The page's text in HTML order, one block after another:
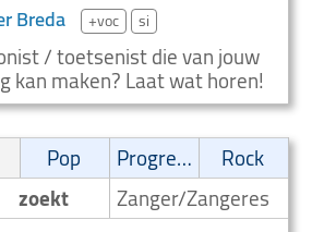
Breda +voc si
/ toetsenist die van jouw
kan maken? Laat wat horen!
Pop Progressive
Rock
zoekt Zanger/Zangeres